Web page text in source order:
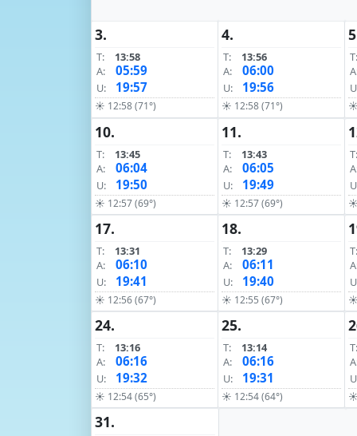
3.
T:
13:58
A:
05:59
U: 19:57
☀ 12:58 (71°)
4.
T:
13:56
A:
06:00
U: 19:56
☀ 12:58 (71°)
T:
☀
10.
T:
13:45
A:
06:04
U: 19:50
☀ 12:57 (69°)
11.
T:
13:43
A:
06:05
U: 19:49
☀ 12:57 (69°)
T:
☀
17.
T:
13:31
A:
06:10
U: 19:41
☀ 12:56 (67°)
18.
T:
13:29
A:
06:11
U: 19:40
☀ 12:55 (67°)
T:
☀
24.
T:
13:16
A:
06:16
U: 19:32
☀ 12:54 (65°)
25.
T:
13:14
A:
06:16
U: 19:31
☀ 12:54 (64°)
T:
☀
31.